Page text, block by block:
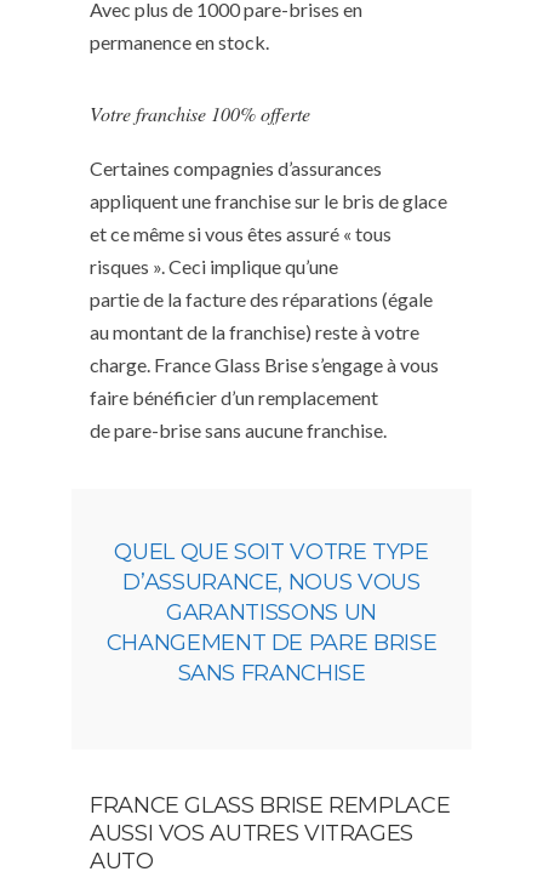
Avec plus de 1000 pare-brises en
permanence en stock.
Votre franchise 100% offerte
Certaines compagnies d’assurances
appliquent une franchise sur le bris de glace
et ce même si vous êtes assuré « tous
risques ». Ceci implique qu’une
partie de la facture des réparations (égale
au montant de la franchise) reste à votre
charge. France Glass Brise s’engage à vous
faire bénéficier d’un remplacement
de pare-brise sans aucune franchise.
QUEL QUE SOIT VOTRE TYPE
D’ASSURANCE, NOUS VOUS
GARANTISSONS UN
CHANGEMENT DE PARE BRISE
SANS FRANCHISE
FRANCE GLASS BRISE REMPLACE
AUSSI VOS AUTRES VITRAGES
AUTO